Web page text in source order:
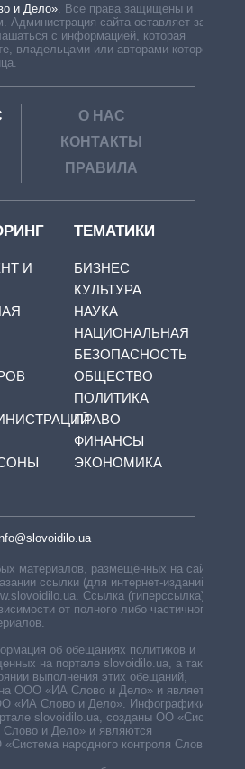
и Дело»
Все права защищены и
Администрация сайта оставляет за
с информацией, которая
владельцами или авторами которой
О НАС
КОНТАКТЫ
ПРАВИЛА
И
ТЕМАТИКИ
БИЗНЕС
КУЛЬТУРА
НАУКА
НАЦИОНАЛЬНАЯ
БЕЗОПАСНОСТЬ
ОБЩЕСТВО
ПОЛИТИКА
ПРАВО
ФИНАНСЫ
ЭКОНОМИКА
материалов, размещённых на сайте,
ссылки (для интернет-изданий —
Ссылка (гиперссылка)
от полного либо частичного
об обещаниях политиков и
на портале slovoidilo.ua, а также
выполнения этих обещаний,
ООО «ИА Слово и Дело» и является
«ИА Слово и Дело». Инфографики,
slovoidilo.ua, созданы ОО «Система
Слово и Дело» и являются
народного контроля Слово и